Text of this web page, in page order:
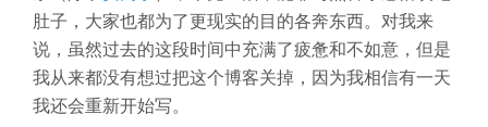
肚子，大家也都为了更现实的目的各奔东西。对我来
说，虽然过去的这段时间中充满了疲惫和不如意，但是
我从来都没有想过把这个博客关掉，因为我相信有一天
我还会重新开始写。